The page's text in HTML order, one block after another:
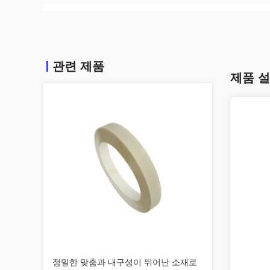
관련 제품
정밀한 맞춤과 내구성이 뛰어난 소재로
제품